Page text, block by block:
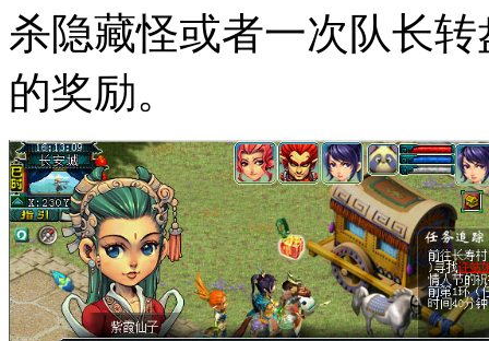
杀隐藏怪或者一次队长
的奖励。